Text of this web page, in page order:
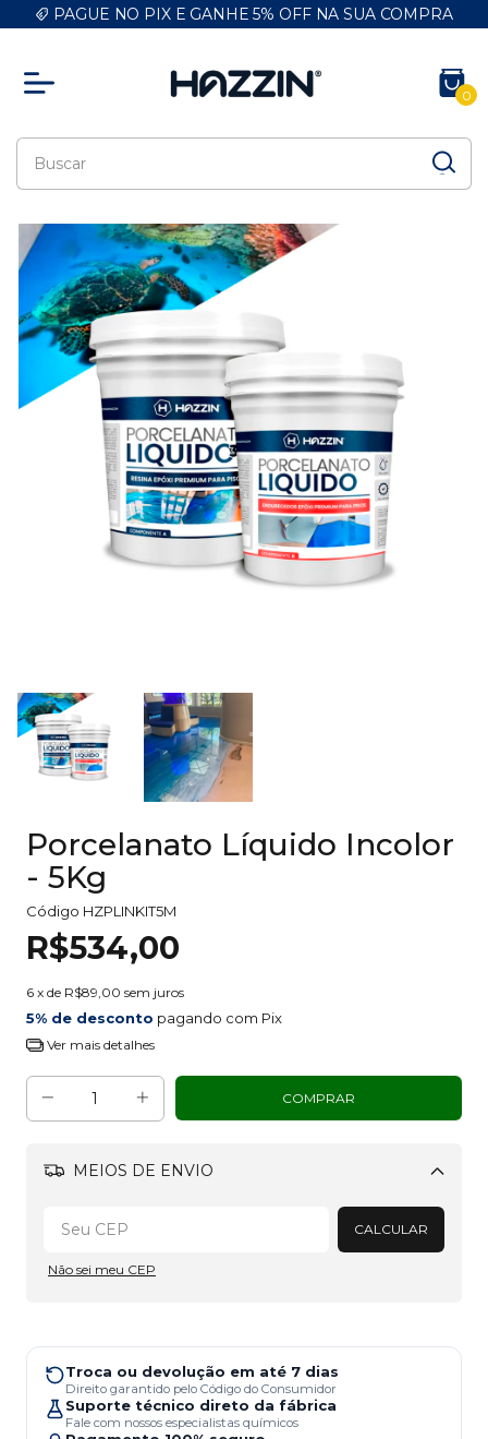
PAGUE NO PIX E GANHE 5% OFF NA SUA COMPRA
0
Porcelanato Líquido Incolor
- 5Kg
Código HZPLINKIT5M
R$534,00
6 x de R$89,00 sem juros
5% de desconto pagando com Pix
Ver mais detalhes
MEIOS DE ENVIO
Alterar CEP
CALCULAR
Não sei meu CEP
Troca ou devolução em até 7 dias
Direito garantido pelo Código do Consumidor
Suporte técnico direto da fábrica
Fale com nossos especialistas químicos